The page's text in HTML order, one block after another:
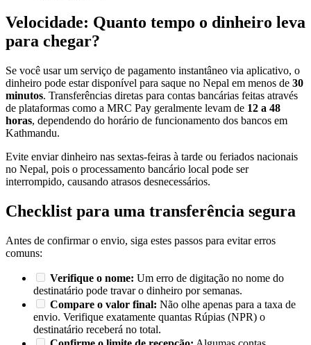
Velocidade: Quanto tempo o dinheiro leva
para chegar?
Se você usar um serviço de pagamento instantâneo via aplicativo, o
dinheiro pode estar disponível para saque no Nepal em menos de 30
minutos. Transferências diretas para contas bancárias feitas através
de plataformas como a MRC Pay geralmente levam de 12 a 48
horas, dependendo do horário de funcionamento dos bancos em
Kathmandu.
Evite enviar dinheiro nas sextas-feiras à tarde ou feriados nacionais
no Nepal, pois o processamento bancário local pode ser
interrompido, causando atrasos desnecessários.
Checklist para uma transferência segura
Antes de confirmar o envio, siga estes passos para evitar erros
comuns:
Verifique o nome: Um erro de digitação no nome do
destinatário pode travar o dinheiro por semanas.
Compare o valor final: Não olhe apenas para a taxa de
envio. Verifique exatamente quantas Rúpias (NPR) o
destinatário receberá no total.